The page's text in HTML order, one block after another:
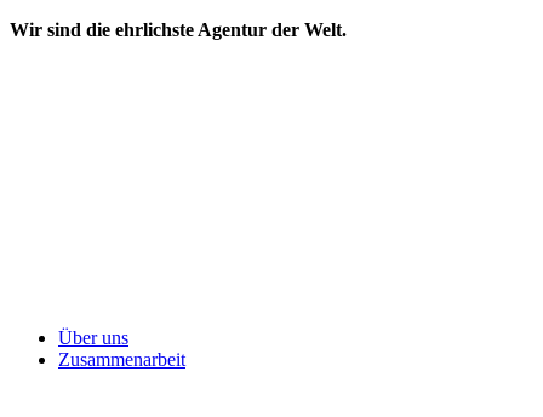
Wir sind die ehrlichste Agentur der Welt.
Über uns
Zusammenarbeit